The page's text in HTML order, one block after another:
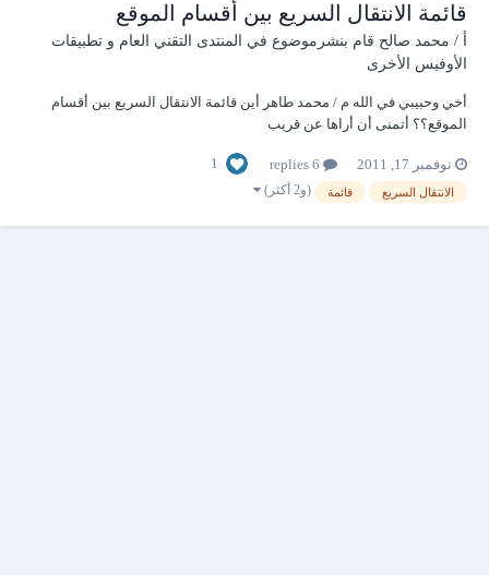
قائمة الانتقال السريع بين أقسام الموقع
أ / محمد صالح قام بنشرموضوع في
المنتدى التقني العام و تطبيقات
الأوفيس الأخرى
أخي وحبيبي في الله م / محمد طاهر أين قائمة الانتقال السريع بين أقسام
الموقع؟؟ أتمنى أن أراها عن قريب
نوفمبر 17, 2011 1
الانتقال السريع قائمة (و2 أكثر)